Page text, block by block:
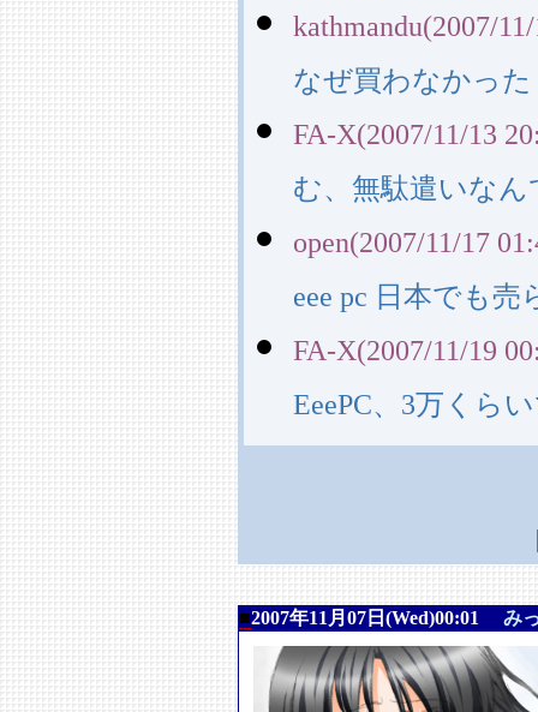
kathmandu(2007/
なぜ買わなかっ
FA-X(2007/11/13
む、無駄遣いな
open(2007/11/17
eee pc 日本でも
FA-X(2007/11/19
EeePC、3万くら
■2007年11月07日(Wed)00:01 み